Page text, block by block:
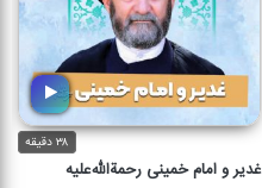
۳۸ دقیقه
غدیر و امام خمینی رحمة‌الله‌علیه